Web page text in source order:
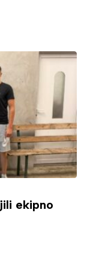
ekipno